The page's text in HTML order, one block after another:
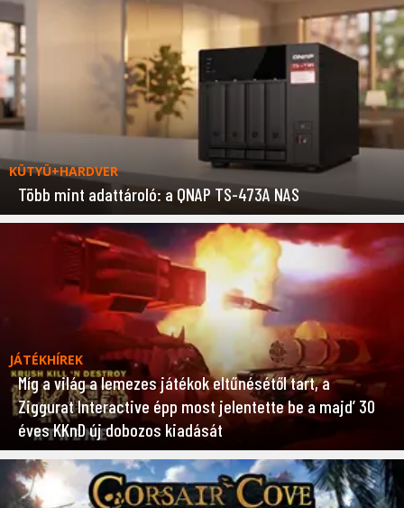
KÜTYÜ+HARDVER
Több mint adattároló: a QNAP TS-473A NAS
JÁTÉKHÍREK
Míg a világ a lemezes játékok eltűnésétől tart, a
Ziggurat Interactive épp most jelentette be a majd’ 30
éves KKnD új dobozos kiadását